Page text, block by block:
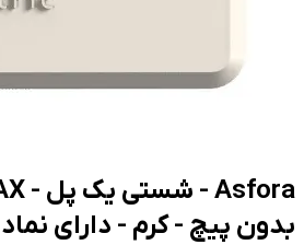
بدون پیچ - کرم - دارای